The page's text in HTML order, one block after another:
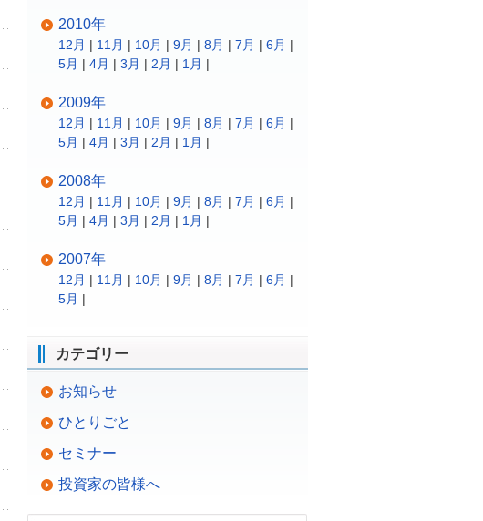
2010年
12月 | 11月 | 10月 | 9月 | 8月 | 7月 | 6月 |
5月 | 4月 | 3月 | 2月 | 1月 |
2009年
12月 | 11月 | 10月 | 9月 | 8月 | 7月 | 6月 |
5月 | 4月 | 3月 | 2月 | 1月 |
2008年
12月 | 11月 | 10月 | 9月 | 8月 | 7月 | 6月 |
5月 | 4月 | 3月 | 2月 | 1月 |
2007年
12月 | 11月 | 10月 | 9月 | 8月 | 7月 | 6月 |
5月 |
カテゴリー
お知らせ
ひとりごと
セミナー
投資家の皆様へ